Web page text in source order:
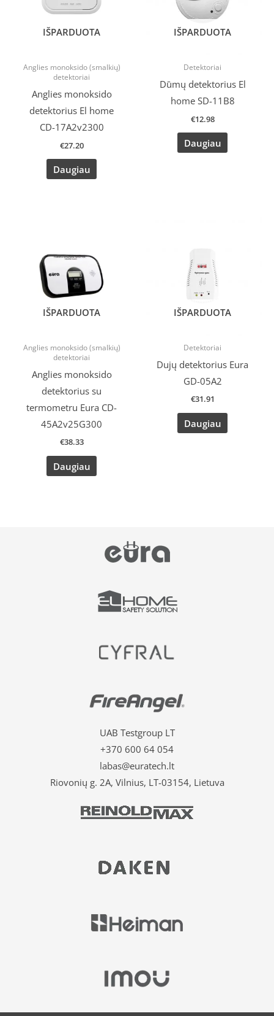
IŠPARDUOTA
Anglies monoksido (smalkių)
detektoriai
Anglies monoksido
detektorius El home
CD-17A2v2300
€27.20
Daugiau
IŠPARDUOTA
Detektoriai
Dūmų detektorius El
home SD-11B8
€12.98
Daugiau
IŠPARDUOTA
Anglies monoksido (smalkių)
detektoriai
Anglies monoksido
detektorius su
termometru Eura CD-
45A2v25G300
€38.33
Daugiau
IŠPARDUOTA
Detektoriai
Dujų detektorius Eura
GD-05A2
€31.91
Daugiau
UAB Testgroup LT
+370 600 64 054
labas@euratech.lt
Riovonių g. 2A, Vilnius, LT-03154, Lietuva